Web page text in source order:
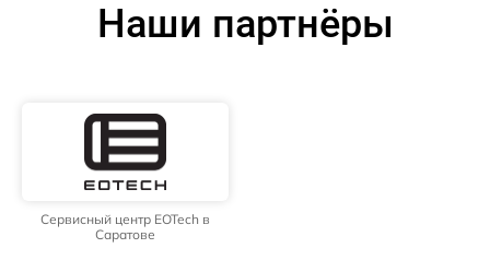
Наши партнёры
Сервисный центр EOTech в
Саратове